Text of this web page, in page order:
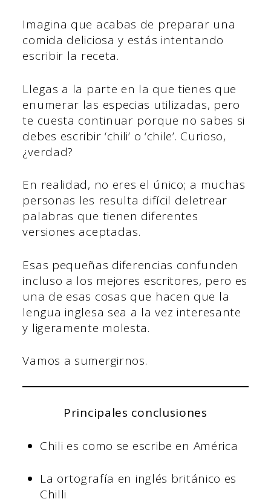
Imagina que acabas de preparar una
comida deliciosa y estás intentando
escribir la receta.
Llegas a la parte en la que tienes que
enumerar las especias utilizadas, pero
te cuesta continuar porque no sabes si
debes escribir ‘chili’ o ‘chile’. Curioso,
¿verdad?
En realidad, no eres el único; a muchas
personas les resulta difícil deletrear
palabras que tienen diferentes
versiones aceptadas.
Esas pequeñas diferencias confunden
incluso a los mejores escritores, pero es
una de esas cosas que hacen que la
lengua inglesa sea a la vez interesante
y ligeramente molesta.
Vamos a sumergirnos.
Principales conclusiones
Chili es como se escribe en América
La ortografía en inglés británico es
Chilli